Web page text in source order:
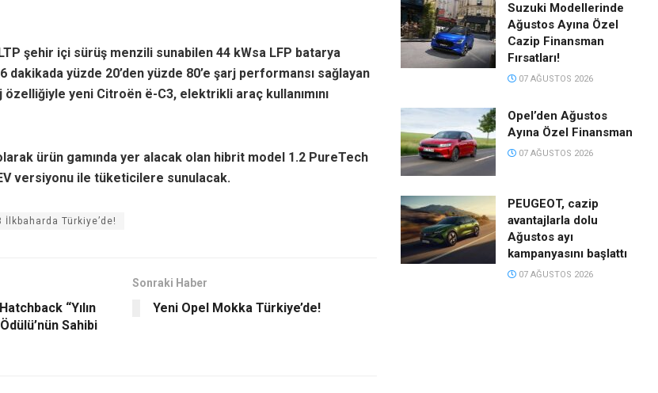
şehir içi sürüş menzili sunabilen 44 kWsa LFP batarya
dakikada yüzde 20’den yüzde 80’e şarj performansı sağlayan
özelliğiyle yeni Citroën ë-C3, elektrikli araç kullanımını
ürün gamında yer alacak olan hibrit model 1.2 PureTech
versiyonu ile tüketicilere sunulacak.
İlkbaharda Türkiye’de!
“Yılın
Sahibi
Sonraki Haber
Yeni Opel Mokka Türkiye’de!
Suzuki Modellerinde
Ağustos Ayına Özel
Cazip Finansman
Fırsatları!
07 AĞUSTOS 2026
Opel’den Ağustos
Ayına Özel Finansman
07 AĞUSTOS 2026
PEUGEOT, cazip
avantajlarla dolu
Ağustos ayı
kampanyasını başlattı
07 AĞUSTOS 2026